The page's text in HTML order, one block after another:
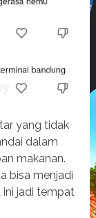
yang tidak
dalam
makanan.
bisa menjadi
jadi tempat